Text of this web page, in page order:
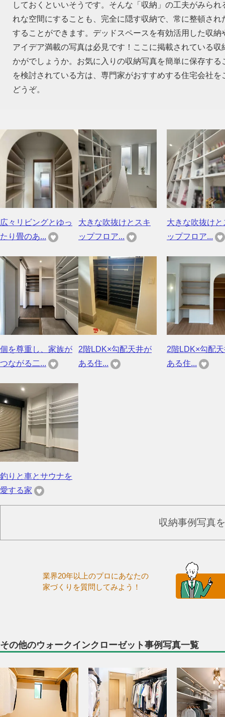
しておくといいそうです。そんな「収納」の工夫がみら
れな空間にすることも、完全に隠す収納で、常に整頓さ
することができます。デッドスペースを有効活用した収
アイデア満載の写真は必見です！ここに掲載されている
かがでしょうか。お気に入りの収納写真を簡単に保存す
を検討されている方は、専門家がおすすめする住宅会社
どうぞ。
広々リビングとゆっ
たり畳のあ...
大きな吹抜けとスキ
ップフロア...
大きな吹抜けと
ップフロア...
個を尊重し、家族が
つながる二...
2階LDK×勾配天井が
ある住...
2階LDK×勾配
ある住...
釣りと車とサウナを
愛する家
収納事例写真
業界20年以上のプロにあなたの
家づくりを質問してみよう！
その他のウォークインクローゼット事例写真一覧